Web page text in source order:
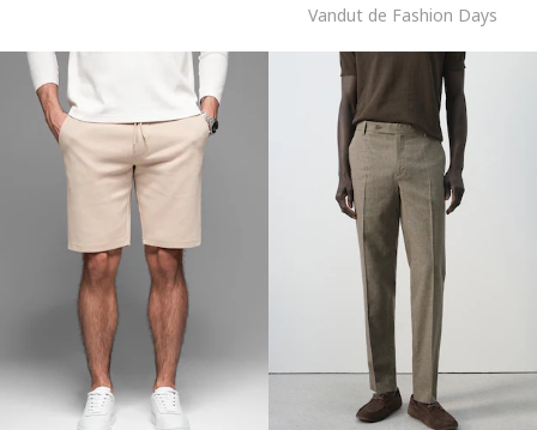
Vandut de Fashion Days